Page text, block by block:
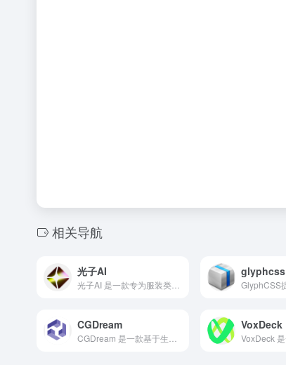
相关导航
光子AI glyphcss
CGDream VoxDeck